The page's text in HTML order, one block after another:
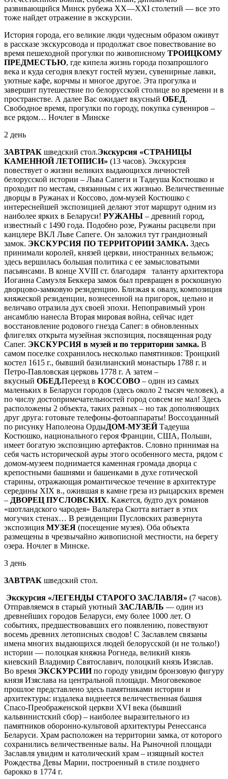
развивающийся Минск рубежа ХХ—ХХI столетий — все это
тоже найдет отражение в экскурсии.
История города, его великие люди чудесным образом оживут
в рассказе экскурсовода и продолжат свое повествование во
время пешеходной прогулки по живописному ТРОИЦКОМУ
ПРЕДМЕСТЬЮ, где кипела жизнь города позапрошлого
века и куда сегодня влекут гостей музеи, сувенирные лавки,
уютные кафе, корчмы и многое другое. Эта прогулка и
завершит путешествие по белорусской столице во времени и в
пространстве. А далее Вас ожидает вкусный ОБЕД.
Свободное время, прогулки по городу, покупка сувениров –
все рядом… Ночлег в Минске
2 день
ЗАВТРАК шведский стол.Экскурсия «СТРАНИЦЫ
КАМЕННОЙ ЛЕТОПИСИ» (13 часов). Экскурсия
повествует о жизни великих выдающихся личностей
белорусской истории – Льва Сапеги и Тадеуша Костюшко и
прохо­дит по местам, связанным с их жизнью. Величественные
дворцы в Ружанах и Коссово, дом-музей Костюшко с
интереснейшей экспозицией делают этот маршрут одним из
наиболее ярких в Белару­си! РУЖАНЫ – древний город,
известный с 1490 года. Подобно розе, Ружаны расцвели при
канцлере ВКЛ Льве Сапеге. Он заложил тут грандиозный
замок. ЭКСКУРСИЯ ПО ТЕРРИТОРИИ ЗАМКА. Здесь
принимали королей, князей церкви, иностранных вельмож;
здесь вершилась большая политика с ее замысловатыми
пасьянсами. В конце XVIII ст. благодаря таланту архитектора
Иоганна Самуэля Беккера замок был превращен в роскошную
дворцово-замковую резиденцию. Близкая к овалу, композиция
княжеской резиденции, вознесенной на пригорок, цельно и
величаво отразила дух своей эпохи. Непоправимый урон
ансамблю нанесла Вторая мировая война, сейчас идет
восстановление родового гнезда Сапег: в обновленных
флигелях открыта музейная экспозиция, посвященная роду
Сапег. ЭКСКУРСИЯ в музей и по территории замка. В
самом поселке сохранилось несколько памятников: Троицкий
костел 1615 г., бывший базилианский монастырь 1788 г. и
Петро-Павловская церковь 1778 г. А затем –
вкусный ОБЕД.Переезд в КОССОВО – один из самых
маленьких в Беларуси городов (здесь около 2 тысяч человек), а
по числу достопримечательностей город совсем не мал! Здесь
расположены 2 объекта, таких разных – но так дополняющих
друг друга: готовьте телефоны-фотоаппараты! Воссозданный
по рисунку Наполеона ОрдыДОМ-МУЗЕЙТадеуша
Костюшко, национального героя Франции, США, Польши,
имеет богатую экспозицию артефактов. Словно принимая на
себя часть исторической ауры этого особенного места, рядом с
домом-музеем поднимается каменная громада дворца с
крепостными башнями и башенками в духе готической
старины, отражающая романтическое течение в архитектуре
середины XIX в., ожившая в камне греза из рыцарских времен
– ДВОРЕЦ ПУСЛОВСКИХ. Кажется, будто дух романов
«шотландского чародея» Вальтера Скотта витает в этих
могучих стенах… В резиденции Пусловских развернута
экспозиция МУЗЕЯ (посещение музея). Оба объекта
размещены в чрезвычайно живописной местности, на берегу
озера. Ночлег в Минске.
3 день
ЗАВТРАК шведский стол.
Экскурсия «ЛЕГЕНДЫ СТАРОГО ЗАСЛАВЛЯ» (7 часов).
Отправляемся в старый уютный ЗАСЛАВЛЬ — один из
древнейших городов Беларуси, ему более 1000 лет. О
событиях, предшествовавших его появлению, повествуют
восемь древних летописных сводов! С Заславлем связаны
имена многих выдающихся людей белорусской (и не только!)
истории — полоцкая княжна Рогнеда, великий князь
киевский Владимир Святославич, полоцкий князь Изяслав.
Во время ЭКСКУРСИИпо городу увидим бронзовую фигуру
князя Изяслава на центральной площади. Многовековое
прошлое представлено здесь памятниками истории и
архитектуры: издалека виднеется величественная башня
Спасо-Преображенской церкви XVI века (бывший
кальвинистский сбор) – наиболее выразительного из
памятников оборонно-культовой архитектуры Ренессанса
Беларуси. Храм расположен на территории замка, от которого
сохранились величественные валы. На Рыночной площади
Заславля увидим и католический храм – изящный костел
Рождества Девы Марии, построенный в стиле позднего
барокко в 1774 г.